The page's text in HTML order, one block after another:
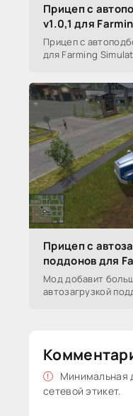
Прицеп с
v1.0,1 для
Прицеп с
для Farming
Прицеп с
поддонов для
Мод добавит
автозагрузкой
Минимальная
сетевой этикет.